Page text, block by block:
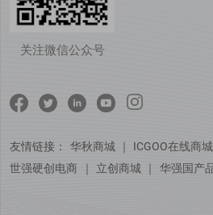
关注微信公众号
友情链接： 华秋商城 ｜ ICGOO在线商城
世强硬创电商
立创商城 ｜ 华强国产